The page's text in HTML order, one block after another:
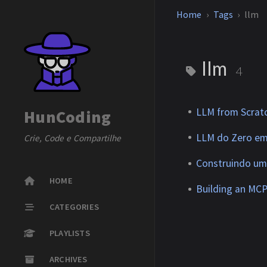
HunCoding
Crie, Code e Compartilhe
HOME
CATEGORIES
PLAYLISTS
ARCHIVES
Home Tags llm
llm 4
LLM from
LLM do Zero
Construindo
Building an